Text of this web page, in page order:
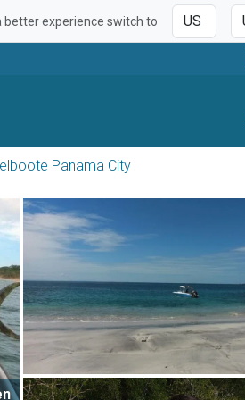
better experience switch to
Panama City